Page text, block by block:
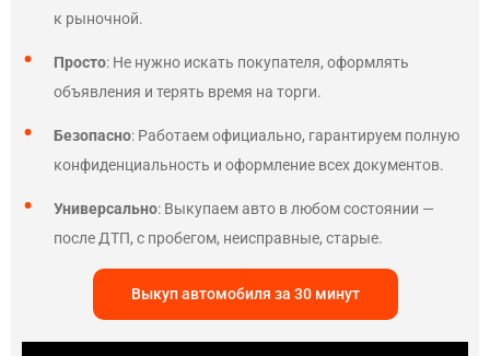
к рыночной.
Просто: Не нужно искать покупателя, оформлять
объявления и терять время на торги.
Безопасно: Работаем официально, гарантируем полную
конфиденциальность и оформление всех документов.
Универсально: Выкупаем авто в любом состоянии —
после ДТП, с пробегом, неисправные, старые.
Выкуп автомобиля за 30 минут